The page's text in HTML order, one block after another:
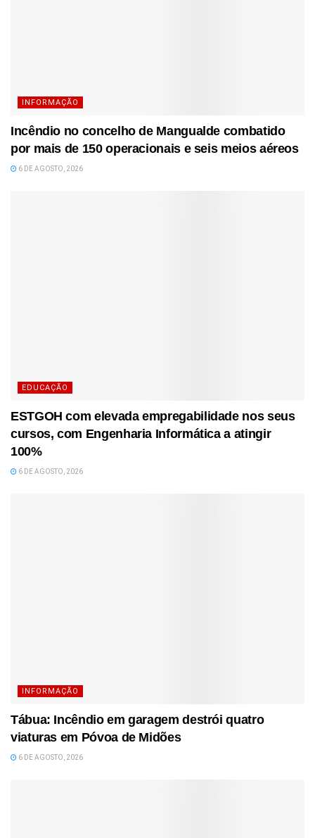
INFORMAÇÃO
Incêndio no concelho de Mangualde combatido
por mais de 150 operacionais e seis meios aéreos
6 DE AGOSTO, 2026
EDUCAÇÃO
ESTGOH com elevada empregabilidade nos seus
cursos, com Engenharia Informática a atingir
100%
6 DE AGOSTO, 2026
INFORMAÇÃO
Tábua: Incêndio em garagem destrói quatro
viaturas em Póvoa de Midões
6 DE AGOSTO, 2026